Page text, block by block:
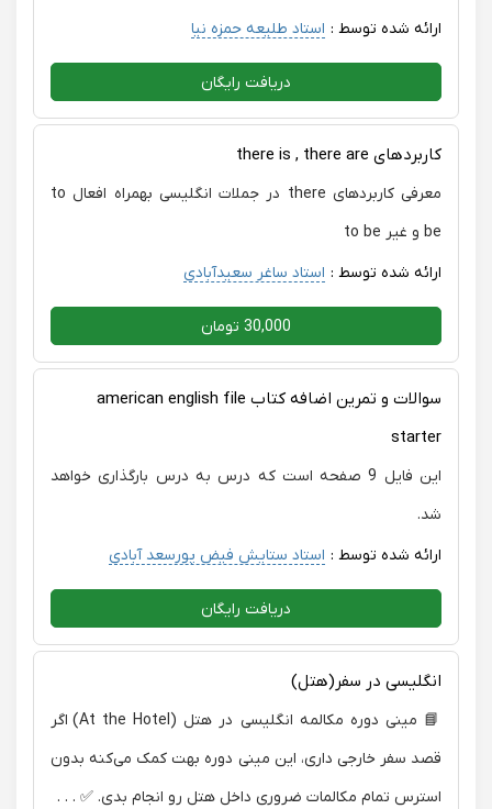
ارائه شده توسط : استاد طلیعه حمزه نیا
دریافت رایگان
کاربردهای there is , there are
معرفی کاربردهای there در جملات انگلیسی بهمراه افعال to
be و غیر to be
ارائه شده توسط : استاد ساغر سعیدآبادی
30,000 تومان
سوالات و تمرین اضافه کتاب american english file
starter
این فایل 9 صفحه است که درس به درس بارگذاری خواهد
شد.
ارائه شده توسط : استاد ستایش فیض پورسعد آبادی
دریافت رایگان
انگلیسی در سفر(هتل)
📘 مینی دوره مکالمه انگلیسی در هتل (At the Hotel) اگر
قصد سفر خارجی داری، این مینی دوره بهت کمک می‌کنه بدون
استرس تمام مکالمات ضروری داخل هتل رو انجام بدی. ✅ . . .